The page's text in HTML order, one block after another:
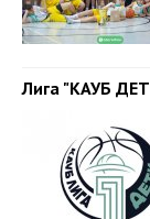
Лига "КАУБ